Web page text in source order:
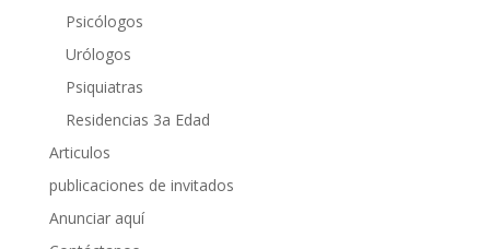
Psicólogos
Urólogos
Psiquiatras
Residencias 3a Edad
Articulos
publicaciones de invitados
Anunciar aquí